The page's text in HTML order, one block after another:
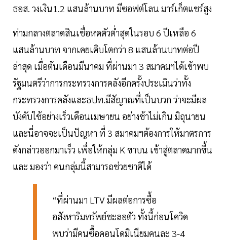
ธอส. วงเงิน1.2 แสนล้านบาท มีซอฟต์โลน มาร์เก็ตแชร์สูง
ท่ามกลางตลาดสินเชื่อหดตัวตํ่าสุดในรอบ 6 ปีเหลือ 6
แสนล้านบาท จากเคยเติบโตกว่า 8 แสนล้านบาทต่อปี
ล่าสุด เมื่อต้นเดือนมีนาคม ที่ผ่านมา 3 สมาคมฯได้เข้าพบ
รัฐมนตรีว่าการกระทรวงการคลังอีกครั้งประเมินว่าทั้ง
กระทรวงการคลังและธปท.มีสัญาณที่เป็นบวก ว่าจะมีผล
บังคับใช้อย่างเร็วเดือนเมษายน อย่างช้าไม่เกิน มิถุนายน
และนี่อาจจะเป็นปัญหา ที่ 3 สมาคมฯต้องการให้มาตรการ
ดังกล่าวออกมาเร็ว เพื่อให้กลุ่ม K ขาบน เข้าสู่ตลาดมากขึ้น
และ มองว่า คนกลุ่มนี้สามารถช่วยชาติได้
“ที่ผ่านมา LTV มีผลต่อการซื้อ
อสังหาริมทรัพย์ชะลอตัว ทั้งนี้ก่อนโควิด
พบว่ามีคนซื้อคอนโดมิเนียมคนละ 3-4